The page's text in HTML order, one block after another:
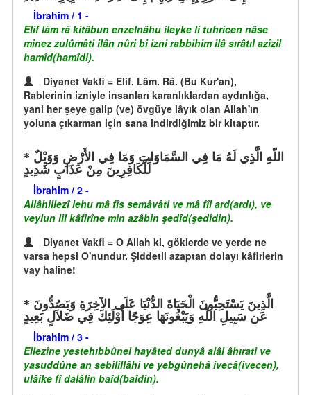
İbrahim / 1 -
Elif lâm râ kitâbun enzelnâhu ileyke li tuhricen nâse
minez zulûmâti ilân nûri bi izni rabbihim ilâ sırâtıl azîzil
hamîd(hamîdi).
Diyanet Vakfi = Elif. Lâm. Râ. (Bu Kur'an),
Rablerinin izniyle insanları karanlıklardan aydınlığa,
yani her şeye galip (ve) övgüye lâyık olan Allah'ın
yoluna çıkarman için sana indirdiğimiz bir kitaptır.
لِّلْكَافِرِينَ مِنْ عَذَابٍ شَدِيدٍ
İbrahim / 2 -
Allâhillezî lehu mâ fîs semâvâti ve mâ fîl ard(ardı), ve
veylun lil kâfirîne min azâbin şedîd(şedîdin).
Diyanet Vakfi = O Allah ki, göklerde ve yerde ne
varsa hepsi O'nundur. Şiddetli azaptan dolayı kâfirlerin
vay haline!
عَن سَبِيلِ اللّهِ وَيَبْغُونَهَا عِوَجًا أُوْلَئِكَ فِي ضَلاَلٍ بَعِيدٍ
İbrahim / 3 -
Ellezîne yestehıbbûnel hayâted dunyâ alâl âhırati ve
yasuddûne an sebîlillâhi ve yebgûnehâ ivecâ(ivecen),
ulâike fî dalâlin baîd(baîdin).